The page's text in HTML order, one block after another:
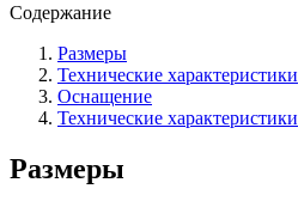
Содержание
Размеры
Технические характеристики
Оснащение
Технические характеристики
Размеры